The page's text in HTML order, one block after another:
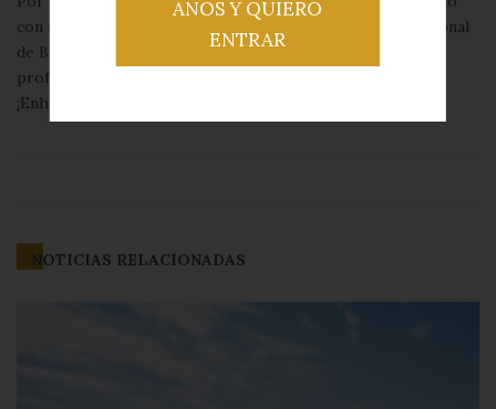
con medalla de Oro en el prestigioso Concurso Internacional
de Bruselas. Todo un aval al buen hacer de todos los
profesionales que están detrás de su elaboración.
¡Enhorabuena y salud!
NOTICIAS RELACIONADAS
AÑOS Y QUIERO
ENTRAR